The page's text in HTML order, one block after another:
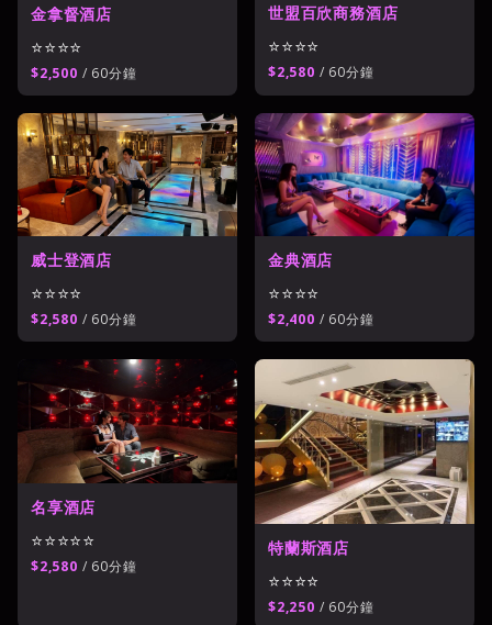
金拿督酒店
⭐⭐⭐⭐
$2,500 / 60分鐘
世盟百欣商務酒店
⭐⭐⭐⭐
$2,580 / 60分鐘
威士登酒店
⭐⭐⭐⭐
$2,580 / 60分鐘
金典酒店
⭐⭐⭐⭐
$2,400 / 60分鐘
名享酒店
⭐⭐⭐⭐⭐
$2,580 / 60分鐘
特蘭斯酒店
⭐⭐⭐⭐
$2,250 / 60分鐘